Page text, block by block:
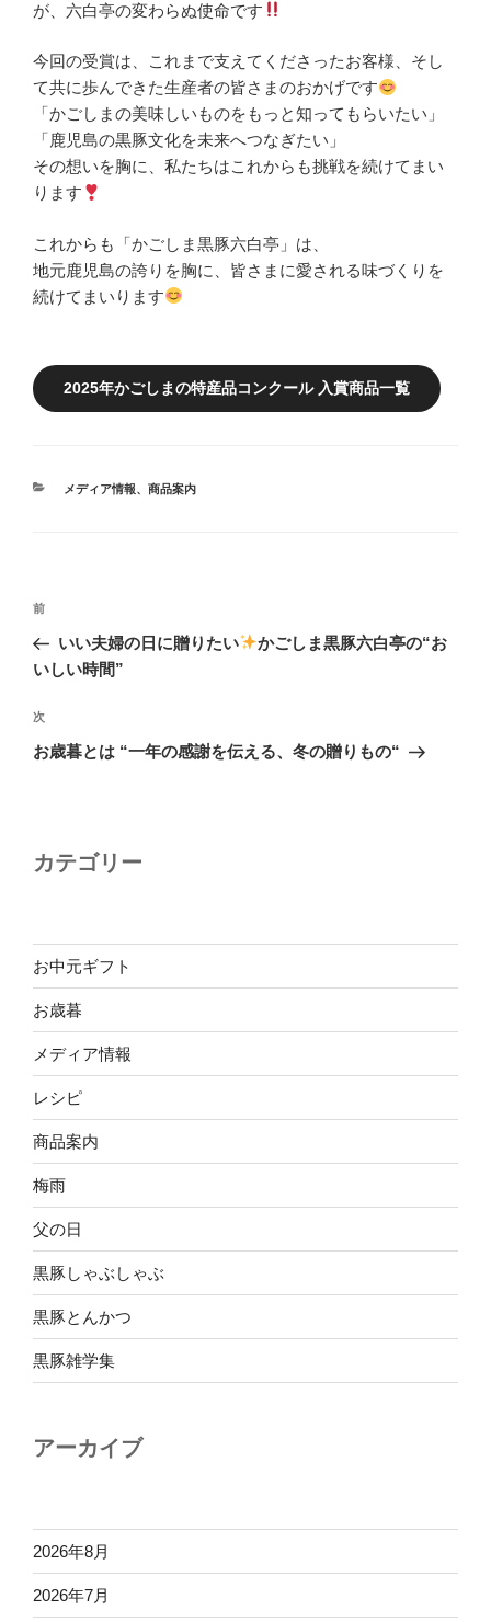
が、六白亭の変わらぬ使命です
今回の受賞は、これまで支えてくださったお客様、そし
て共に歩んできた生産者の皆さまのおかげです
「かごしまの美味しいものをもっと知ってもらいたい」
「鹿児島の黒豚文化を未来へつなぎたい」
その想いを胸に、私たちはこれからも挑戦を続けてまい
ります
これからも「かごしま黒豚六白亭」は、
地元鹿児島の誇りを胸に、皆さまに愛される味づくりを
続けてまいります
2025年かごしまの特産品コンクール 入賞商品一覧
カ
メディア情報、 商品案内
投
ナ
ゲ
ー
前
の
投
前
いい夫婦の日に贈りたい
かごしま黒豚六白亭の“お
いしい時間”
次
の
次
お歳暮とは “一年の感謝を伝える、冬の贈りもの“
カテゴリー
お中元ギフト
お歳暮
メディア情報
レシピ
商品案内
梅雨
父の日
黒豚しゃぶしゃぶ
黒豚とんかつ
黒豚雑学集
アーカイブ
2026年8月
2026年7月